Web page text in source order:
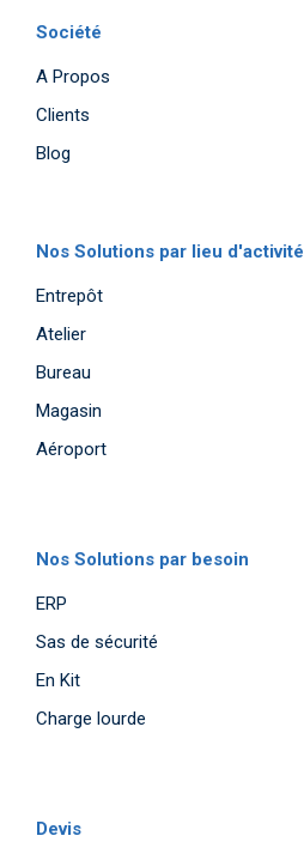
Société
A Propos
Clients
Blog
Nos Solutions par lieu d'activité
Entrepôt
Atelier
Bureau
Magasin
Aéroport
Nos Solutions par besoin
ERP
Sas de sécurité
En Kit
Charge lourde
Devis